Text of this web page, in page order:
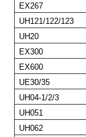
EX267
UH121/122/123
UH20
EX300
EX600
UE30/35
UH04-1/2/3
UH051
UH062